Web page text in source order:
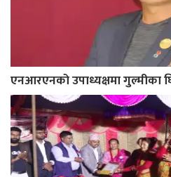
एनआरएनको उपाध्यक्षमा गुल्मीका